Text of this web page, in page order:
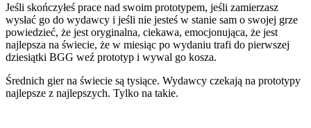
Jeśli skończyłeś prace nad swoim prototypem, jeśli zamierzasz
wysłać go do wydawcy i jeśli nie jesteś w stanie sam o swojej grze
powiedzieć, że jest oryginalna, ciekawa, emocjonująca, że jest
najlepsza na świecie, że w miesiąc po wydaniu trafi do pierwszej
dziesiątki BGG weź prototyp i wywal go kosza.
Średnich gier na świecie są tysiące. Wydawcy czekają na prototypy
najlepsze z najlepszych. Tylko na takie.